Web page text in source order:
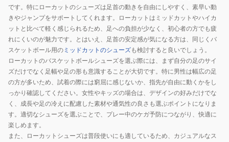
です。特にローカットのシューズは足首の動きを自由にしやすく、素早い動
きやジャンプをサポートしてくれます。ローカットはミッドカットやハイカ
ットと比べて軽く感じられるため、足への負担が少なく、初心者の方でも疲
れにくいのが魅力です。とはいえ、足首の安定感が気になる方は、同じくバ
スケットボール用の ミッドカットのシューズも検討すると良いでしょう。
ローカットのバスケットボールシューズを選ぶ際には、まず自分の足のサイ
ズだけでなく足幅や足の形も意識することが大切です。特に男性は幅広の足
の方が多いため、試着の際には窮屈に感じないか、指先が自由に動くかをし
っかり確認してください。女性やキッズの場合は、デザインの好みだけでな
く、成長や足の冷えに配慮した素材や通気性の良さも選ぶポイントになりま
す。適切なシューズを選ぶことで、プレー中のケガ予防につながり、快適に
楽しめます。
また、ローカットシューズは普段使いにも適しているため、カジュアルなス